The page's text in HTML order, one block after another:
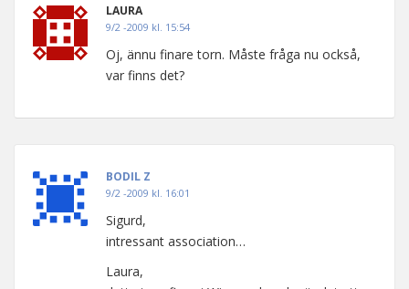
LAURA
9/2 -2009 kl. 15:54
Oj, ännu finare torn. Måste fråga nu också,
var finns det?
BODIL Z
9/2 -2009 kl. 16:01
Sigurd,
intressant association…
Laura,